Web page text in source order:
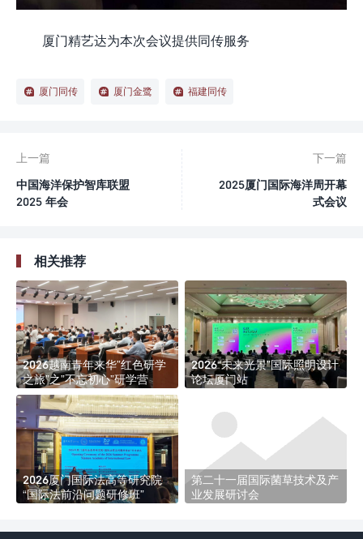
厦门精艺达为本次会议提供同传服务
厦门同传 厦门金鹭 福建同传
上一篇
中国海洋保护智库联盟
2025 年会
下一篇
2025厦门国际海洋周开幕
式会议
相关推荐
2026越南青年来华”红色研学
之旅”之”不忘初心”研学营
2026“未来光景”国际照明设计
论坛厦门站
2026厦门国际法高等研究院
“国际法前沿问题研修班”
第二十一届国际菌草技术及产
业发展研讨会